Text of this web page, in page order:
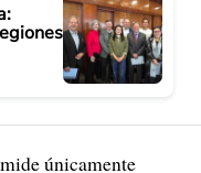
únicamente